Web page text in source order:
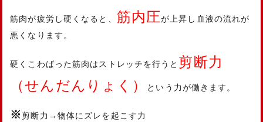
筋肉が疲労し硬くなると、 筋内圧が上昇し血液の流れが
悪くなります。
硬くこわばった筋肉はストレッチを行うと 剪断力
（せんだんりょく）
という力が働きます。
※剪断力→物体にズレを起こす力